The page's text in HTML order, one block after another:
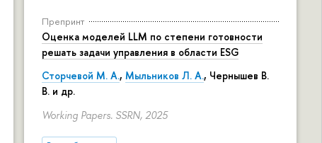
Препринт
Оценка моделей LLM по степени готовности
решать задачи управления в области ESG
Сторчевой М. А., Мыльников Л. А., Чернышев В.
В. и др.
Working Papers. SSRN, 2025